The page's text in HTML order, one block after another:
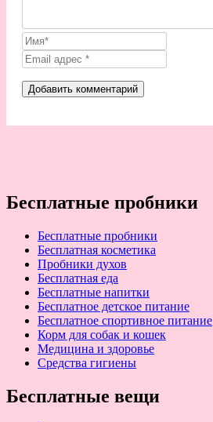
Бесплатные пробники
Бесплатные пробники
Бесплатная косметика
Пробники духов
Бесплатная еда
Бесплатные напитки
Бесплатное детское питание
Бесплатное спортивное питание
Корм для собак и кошек
Медицина и здоровье
Средства гигиены
Бесплатные вещи